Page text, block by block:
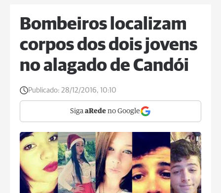
Bombeiros localizam
corpos dos dois jovens
no alagado de Candói
Publicado: 28/12/2016, 10:10
Siga aRede no Google